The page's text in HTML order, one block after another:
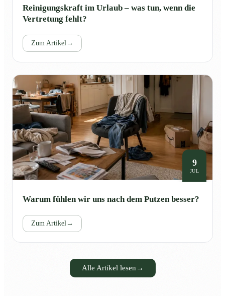
Reinigungskraft im Urlaub – was tun, wenn die
Vertretung fehlt?
Zum Artikel→
9
JUL
Warum fühlen wir uns nach dem Putzen besser?
Zum Artikel→
Alle Artikel lesen →